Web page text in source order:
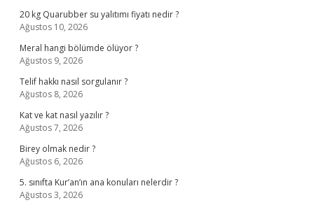
20 kg Quarubber su yalıtımı fiyatı nedir ?
Ağustos 10, 2026
Meral hangi bölümde ölüyor ?
Ağustos 9, 2026
Telif hakkı nasıl sorgulanır ?
Ağustos 8, 2026
Kat ve kat nasıl yazılır ?
Ağustos 7, 2026
Birey olmak nedir ?
Ağustos 6, 2026
5. sınıfta Kur’an’ın ana konuları nelerdir ?
Ağustos 3, 2026